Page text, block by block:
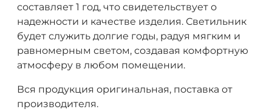
составляет 1 год, что свидетельствует о
надежности и качестве изделия. Светильник
будет служить долгие годы, радуя мягким и
равномерным светом, создавая комфортную
атмосферу в любом помещении.
Вся продукция оригинальная, поставка от
производителя.